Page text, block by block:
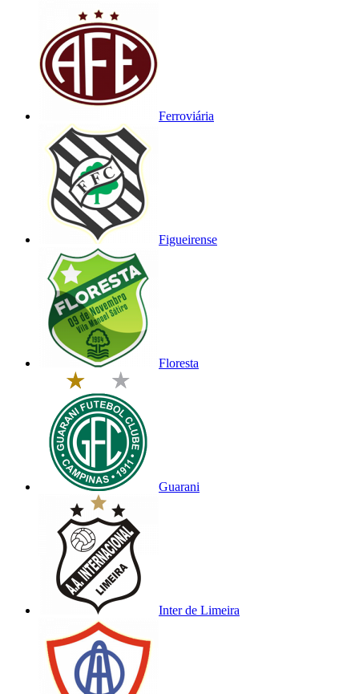
Ferroviária
Figueirense
Floresta
Guarani
Inter de Limeira